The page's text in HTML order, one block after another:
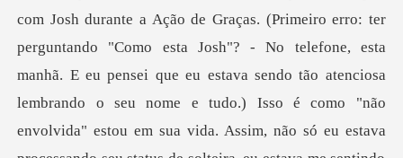
o de Graças. (Primeiro erro: ter
perguntando "Como esta Josh"? - No telefone, esta
manhã. E eu pensei que eu estava sendo tão atenciosa
lembrando o seu nome e tudo.) Isso é como "não
envolvida" estou em sua vida. Assim, não só eu estava